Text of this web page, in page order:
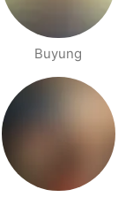
Buyung